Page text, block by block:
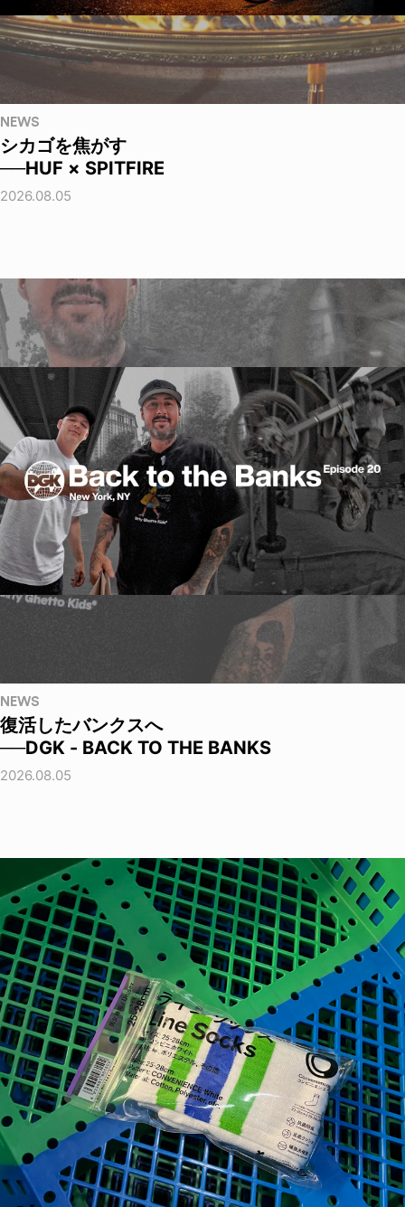
NEWS
シカゴを焦がす
──HUF × SPITFIRE
2026.08.05
NEWS
復活したバンクスへ
──DGK - BACK TO THE BANKS
2026.08.05